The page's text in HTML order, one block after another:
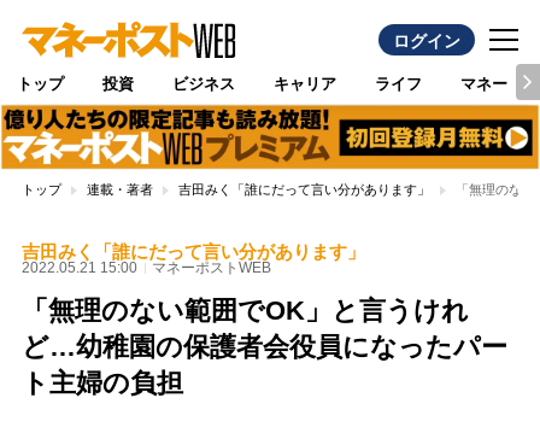
ログイン
トップ 投資 ビジネス キャリア ライフ マネー
トップ 連載・著者 吉田みく「誰にだって言い分があります」 「無理のな
吉田みく「誰にだって言い分があります」
2022.05.21 15:00 マネーポストWEB
「無理のない範囲でOK」と言うけれ
ど…幼稚園の保護者会役員になったパー
ト主婦の負担